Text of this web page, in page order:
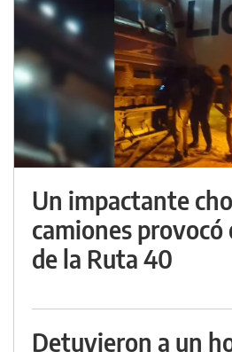
Un impactante
camiones
de la Ruta 40
Detuvieron a un